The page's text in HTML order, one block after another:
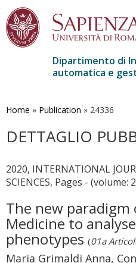
contenuto
Dipartimento di
automatica e
Home » Publication » 24336
DETTAGLIO
2020, INTERNATIONAL
SCIENCES, Pages - (volume:
The new
Medicine to
phenotypes (01a
Maria Grimaldi Anna,